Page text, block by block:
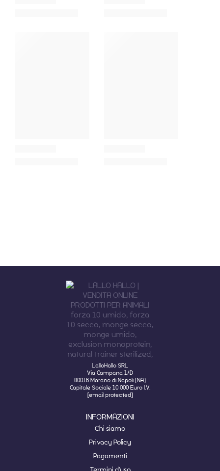
LalloHallo SRL
Via Campana 1/D
80016 Marano di Napoli (NA)
Capitale Sociale 10 000 Euro I.V.
[email protected]
INFORMAZIONI
Chi siamo
Privacy Policy
Pagamenti